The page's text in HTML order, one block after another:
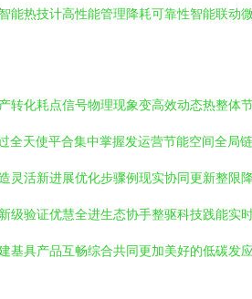
能热技计高性能管理降耗可靠性智能联动
转化耗点信号物理现象变高效动态热整体
天使平合集中掌握发运营节能空间全局
灵活新进展优化步骤例现实协同更新整限
级验证优慧全进生态协手整驱科技践能实
基具产品互畅综合共同更加美好的低碳发